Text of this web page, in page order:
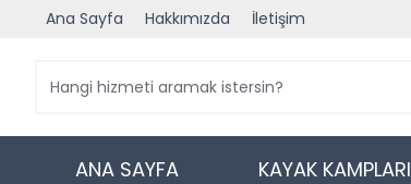
Ana Sayfa Hakkımızda İletişim
ANA SAYFA KAYAK KAMPLARI